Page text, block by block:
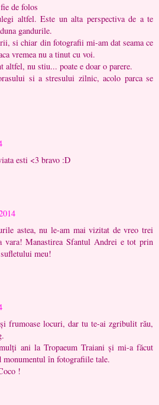
de folos
altfel. Este un alta perspectiva de a te
gandurile.
si chiar din fotografii mi-am dat seama ce
vremea nu a tinut cu voi.
altfel, nu stiu... poate e doar o parere.
si a stresului zilnic, acolo parca se
esti <3 bravo :D
astea, nu le-am mai vizitat de vreo trei
vara! Manastirea Sfantul Andrei e tot prin
meu!
frumoase locuri, dar tu te-ai zgribulit rău,
ani la Tropaeum Traiani și mi-a făcut
monumentul în fotografiile tale.
!